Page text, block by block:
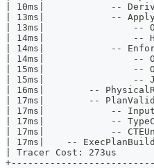
| 10ms|            --
| 13ms|            --
| 13ms|                --
| 14ms|                --
| 14ms|            --
| 14ms|                --
| 15ms|                --
| 15ms|                --
| 16ms|        --
| 17ms|        --
| 17ms|            --
| 17ms|            --
| 17ms|            --
| 17ms|    --
| Tracer Cost: